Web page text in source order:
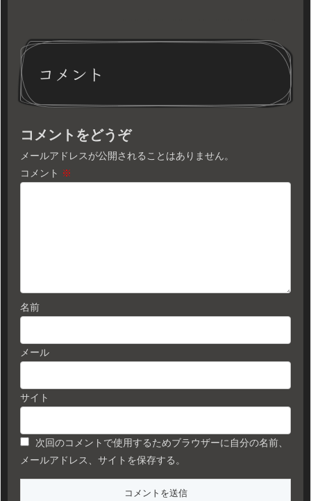
コメント
コメントをどうぞ
メールアドレスが公開されることはありません。
コメント ※
名前
メール
サイト
次回のコメントで使用するためブラウザーに自分の名前、
メールアドレス、サイトを保存する。